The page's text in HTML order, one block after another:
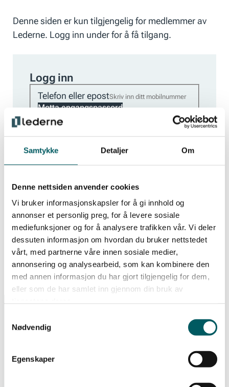
Samtykke Detaljer Om
Denne nettsiden anvender cookies
Vi bruker informasjonskapsler for å gi innhold og
annonser et personlig preg, for å levere sosiale
mediefunksjoner og for å analysere trafikken vår. Vi deler
dessuten informasjon om hvordan du bruker nettstedet
vårt, med partnerne våre innen sosiale medier,
annonsering og analysearbeid, som kan kombinere den
med annen informasjon du har gjort tilgjengelig for dem,
eller som de har samlet inn gjennom din bruk av
Nødvendig
Egenskaper
Denne siden er kun tilgjengelig for medlemmer av
Lederne. Logg inn under for å få tilgang.
Logg inn
Telefon eller epost
Motta engangspassord
Bli medlem
Meld deg inn i Lederne for å få glede av alle
medlemsfordelene
Bli medlem